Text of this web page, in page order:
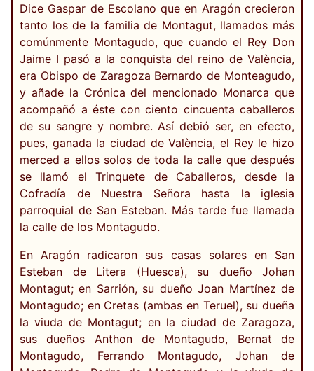
Dice Gaspar de Escolano que en Aragón crecieron
tanto los de la familia de Montagut, llamados más
comúnmente Montagudo, que cuando el Rey Don
Jaime I pasó a la conquista del reino de València,
era Obispo de Zaragoza Bernardo de Monteagudo,
y añade la Crónica del mencionado Monarca que
acompañó a éste con ciento cincuenta caballeros
de su sangre y nombre. Así debió ser, en efecto,
pues, ganada la ciudad de València, el Rey le hizo
merced a ellos solos de toda la calle que después
se llamó el Trinquete de Caballeros, desde la
Cofradía de Nuestra Señora hasta la iglesia
parroquial de San Esteban. Más tarde fue llamada
la calle de los Montagudo.
En Aragón radicaron sus casas solares en San
Esteban de Litera (Huesca), su dueño Johan
Montagut; en Sarrión, su dueño Joan Martínez de
Montagudo; en Cretas (ambas en Teruel), su dueña
la viuda de Montagut; en la ciudad de Zaragoza,
sus dueños Anthon de Montagudo, Bernat de
Montagudo, Ferrando Montagudo, Johan de